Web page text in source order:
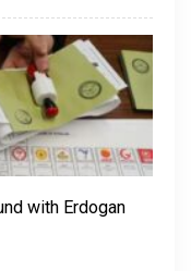
with Erdogan